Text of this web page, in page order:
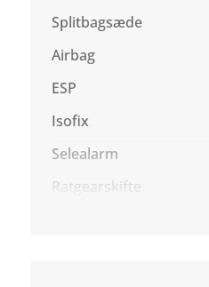
Splitbagsæde
Airbag
ESP
Isofix
Selealarm
Ratgearskifte